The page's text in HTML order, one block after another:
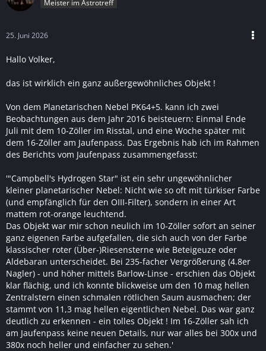
Meister im Astrotreff
25. Juni 2026
Hallo Volker,
das ist wirklich ein ganz außergewöhnliches Objekt !
Von dem Planetarischen Nebel PK64+5. kann ich zwei
Beobachtungen aus dem Jahr 2016 beisteuern: Einmal Ende
Juli mit dem 10-Zöller im Risstal, und eine Woche später mit
dem 16-Zöller am Jaufenpass. Das Ergebnis hab ich im Rahmen
des Berichts vom Jaufenpass zusammengefasst:
'"Campbell's Hydrogen Star" ist ein sehr ungewöhnlicher
kleiner planetarischer Nebel: Nicht wie so oft mit türkiser Farbe
(und empfänglich für den OIII-Filter), sondern in einer Art
mattem rot-orange leuchtend.
Das Objekt war mir schon neulich im 10-Zöller sofort an seiner
ganz eigenen Farbe aufgefallen, die sich auch von der Farbe
klassischer roter (Über-)Riesensterne wie Beteigeuze oder
Aldebaran unterscheidet. Bei 235-facher Vergrößerung (4.8er
Nagler) - und höher mittels Barlow-Linse - erschien das Objekt
klar flächig, und ich konnte blickweise um den 10 mag hellen
Zentralstern einen schmalen rötlichen Saum ausmachen; der
stammt von 11,3 mag hellen eigentlichen Nebel. Das war ganz
deutlich zu erkennen - ein tolles Objekt ! Im 16-Zöller sah ich
am Jaufenpass keine neuen Details, nur war alles bei 300x und
380x noch heller und einfacher zu sehen.'